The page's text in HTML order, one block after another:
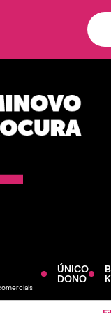
ÚNICO
DONO